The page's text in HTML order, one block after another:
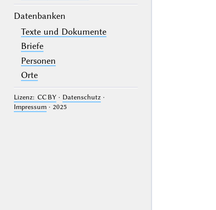
Datenbanken
Texte und Dokumente
Briefe
Personen
Orte
Lizenz: CC BY· Datenschutz·
Impressum· 2025